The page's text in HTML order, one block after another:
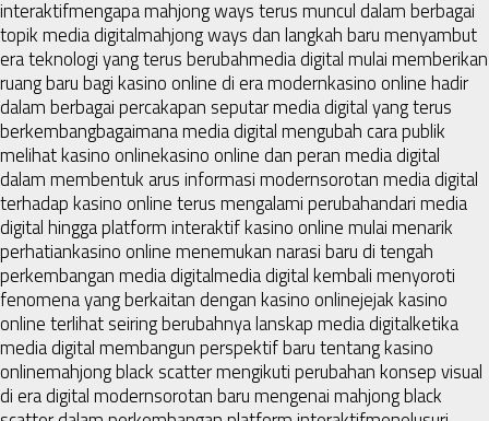
interaktifmengapa mahjong ways terus muncul dalam berbagai
topik media digitalmahjong ways dan langkah baru menyambut
era teknologi yang terus berubahmedia digital mulai memberikan
ruang baru bagi kasino online di era modernkasino online hadir
dalam berbagai percakapan seputar media digital yang terus
berkembangbagaimana media digital mengubah cara publik
melihat kasino onlinekasino online dan peran media digital
dalam membentuk arus informasi modernsorotan media digital
terhadap kasino online terus mengalami perubahandari media
digital hingga platform interaktif kasino online mulai menarik
perhatiankasino online menemukan narasi baru di tengah
perkembangan media digitalmedia digital kembali menyoroti
fenomena yang berkaitan dengan kasino onlinejejak kasino
online terlihat seiring berubahnya lanskap media digitalketika
media digital membangun perspektif baru tentang kasino
onlinemahjong black scatter mengikuti perubahan konsep visual
di era digital modernsorotan baru mengenai mahjong black